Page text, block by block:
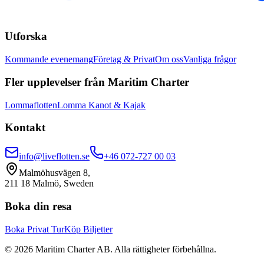
Utforska
Kommande evenemangFöretag & PrivatOm ossVanliga frågor
Fler upplevelser från Maritim Charter
LommaflottenLomma Kanot & Kajak
Kontakt
info@liveflotten.se
+46 072-727 00 03
Malmöhusvägen 8,
211 18 Malmö, Sweden
Boka din resa
Boka Privat TurKöp Biljetter
© 2026 Maritim Charter AB. Alla rättigheter förbehållna.